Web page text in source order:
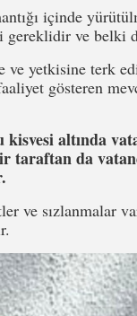
içinde
gereklidir ve belki
ve yetkisine terk
gösteren
altında
taraftan da
ve sızlanmalar